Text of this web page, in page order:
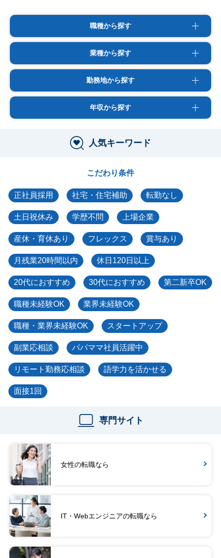
職種から探す
業種から探す
勤務地から探す
年収から探す
人気キーワード
こだわり条件
正社員採用 社宅・住宅補助 転勤なし
土日祝休み 学歴不問 上場企業
産休・育休あり フレックス 賞与あり
月残業20時間以内 休日120日以上
20代におすすめ 30代におすすめ 第二新卒OK
職種未経験OK 業界未経験OK
職種・業界未経験OK スタートアップ
副業応相談 パパママ社員活躍中
リモート勤務応相談 語学力を活かせる
面接1回
専門サイト
女性の転職なら
IT・Webエンジニアの転職なら